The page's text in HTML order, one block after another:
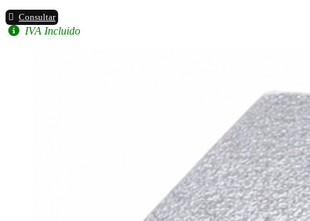
Consultar
IVA Incluido